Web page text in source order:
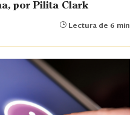
por Pilita Clark
Lectura de 6 min